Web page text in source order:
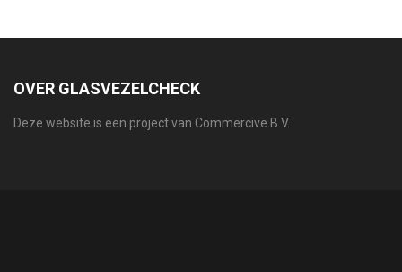
OVER GLASVEZELCHECK
Deze website is een project van Commercive B.V.